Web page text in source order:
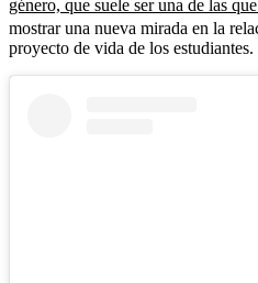
género, que suele ser una de las
mostrar una nueva mirada en la
proyecto de vida de los estudiantes.